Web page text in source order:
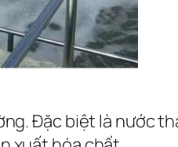
Đặc biệt là nước